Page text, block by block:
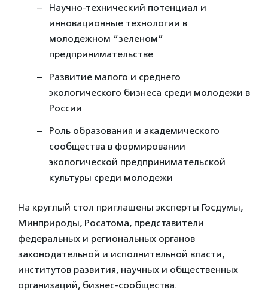
Научно-технический потенциал и
инновационные технологии в
молодежном “зеленом”
предпринимательстве
Развитие малого и среднего
экологического бизнеса среди молодежи в
России
Роль образования и академического
сообщества в формировании
экологической предпринимательской
культуры среди молодежи
На круглый стол приглашены эксперты Госдумы,
Минприроды, Росатома, представители
федеральных и региональных органов
законодательной и исполнительной власти,
институтов развития, научных и общественных
организаций, бизнес-сообщества.